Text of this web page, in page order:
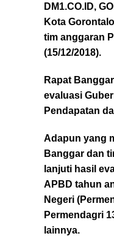
DM1.CO.ID,
Kota
tim anggaran
(15/12/2018).
Rapat
evaluasi
Pendapatan
Adapun yang
Banggar dan
lanjuti hasil
APBD tahun
Negeri
Permendagri
lainnya.